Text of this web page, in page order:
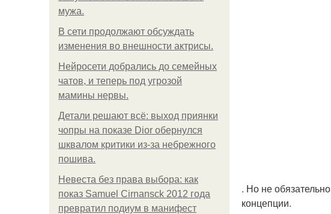
мужа.
В сети продолжают обсуждать
изменения во внешности актрисы.
Нейросети добрались до семейных
чатов, и теперь под угрозой
мамины нервы.
Детали решают всё: выход приянки
чопры на показе Dior обернулся
шквалом критики из-за небрежного
пошива.
Невеста без права выбора: как
показ Samuel Cirnansck 2012 года
превратил подиум в манифест
. Но не
концепции.